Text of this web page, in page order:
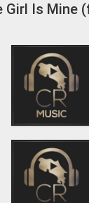
Girl Is Mine